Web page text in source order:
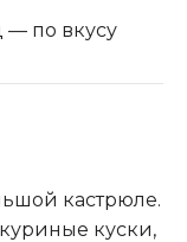
— по вкусу
кастрюле.
куски,